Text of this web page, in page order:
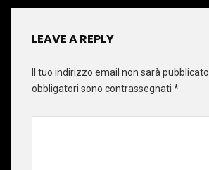
LEAVE A REPLY
Il tuo indirizzo email non sarà pubblicato.
obbligatori sono contrassegnati *